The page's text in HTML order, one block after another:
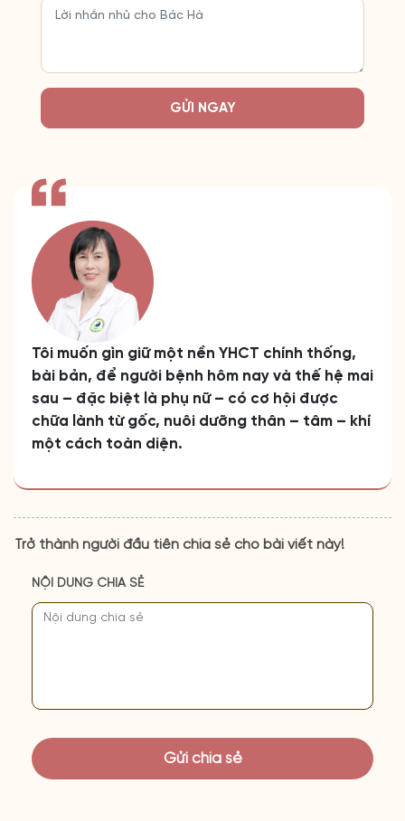
GỬI NGAY
Tôi muốn gìn giữ một nền YHCT chính thống,
bài bản, để người bệnh hôm nay và thế hệ mai
sau – đặc biệt là phụ nữ – có cơ hội được
chữa lành từ gốc, nuôi dưỡng thân – tâm – khí
một cách toàn diện.
Trở thành người đầu tiên chia sẻ cho bài viết này!
NỘI DUNG CHIA SẺ